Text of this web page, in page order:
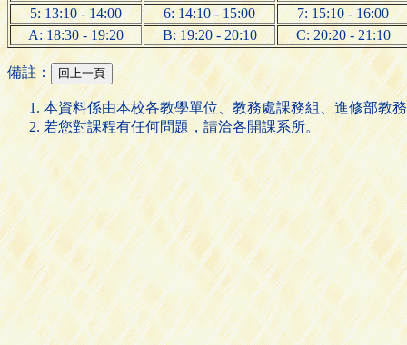
5: 13:10 - 14:00
6: 14:10 - 15:00
7: 15:10 - 16:00
A: 18:30 - 19:20
B: 19:20 - 20:10 C: 20:20 - 21:10
備註：
本資料係由本校各教學單位、教務處課務組、進修部教
若您對課程有任何問題，請洽各開課系所。